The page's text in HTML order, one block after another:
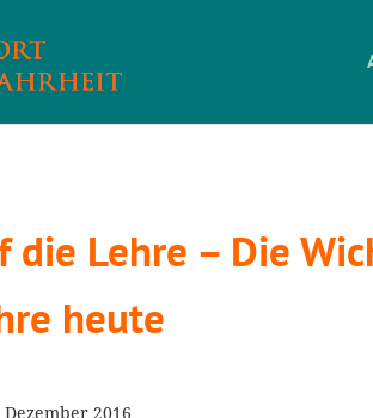
die Lehre – Die
heute
Dezember 2016